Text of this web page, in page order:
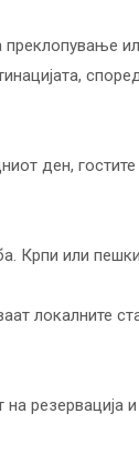
преклопување
ден, гостите
Крпи или
локалните
резервација